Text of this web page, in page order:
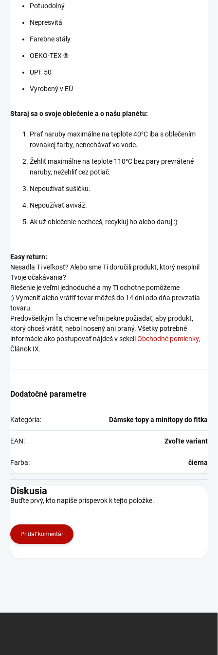
Potuodolný
Nepresvitá
Farebne stály
OEKO-TEX ®
UPF 50
Vyrobený v EÚ
Staraj sa o svoje oblečenie a o našu planétu:
Prať naruby maximálne na teplote 40°C iba s oblečením
rovnakej farby, nenechávať vo vode.
Žehliť maximálne na teplote 110°C bez pary prevrátené
naruby, nežehliť cez potlač.
Nepoužívať sušičku.
Nepoužívať aviváž.
Ak už oblečenie nechceš, recykluj ho alebo daruj :)
Easy return:
Nesadla Ti veľkosť? Alebo sme Ti doručili produkt, ktorý nesplnil
Tvoje očakávania?
Riešenie je veľmi jednoduché a my Ti ochotne pomôžeme
:) Vymeniť alebo vrátiť tovar môžeš do 14 dní odo dňa prevzatia
tovaru.
Predovšetkým Ťa chceme veľmi pekne požiadať, aby produkt,
ktorý chceš vrátiť, nebol nosený ani praný. Všetky potrebné
informácie ako postupovať nájdeš v sekciiObchodné pomienky,
Článok IX.
Dodatočné parametre
Kategória: Dámske topy a minitopy do fitka
EAN: Zvoľte variant
Farba: čierna
Diskusia
Buďte prvý, kto napíše príspevok k tejto položke.
Pridať komentár